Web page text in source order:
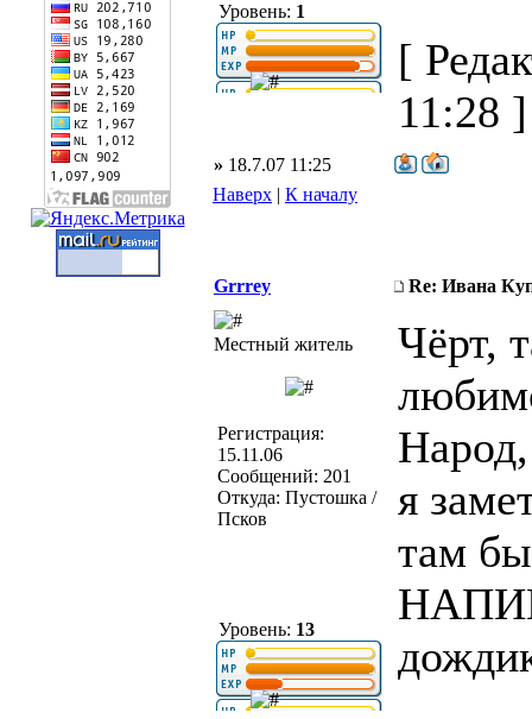
Уровень: 1
[
11:28 ]
» 18.7.07 11:25
Наверх | К началу
Grrrey Re: Ивана
Местный житель
Регистрация:
15.11.06
Сообщений: 201
Откуда: Пустошка /
Псков
Уровень: 13
Чёрт,
я
там